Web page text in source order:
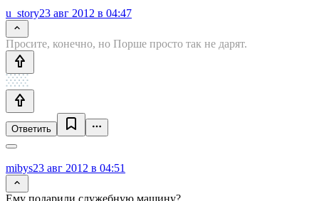
u_story23 авг 2012 в 04:47
Просите, конечно, но Порше просто так не дарят.
Ответить
mibys23 авг 2012 в 04:51
Ему подарили служебную машину?